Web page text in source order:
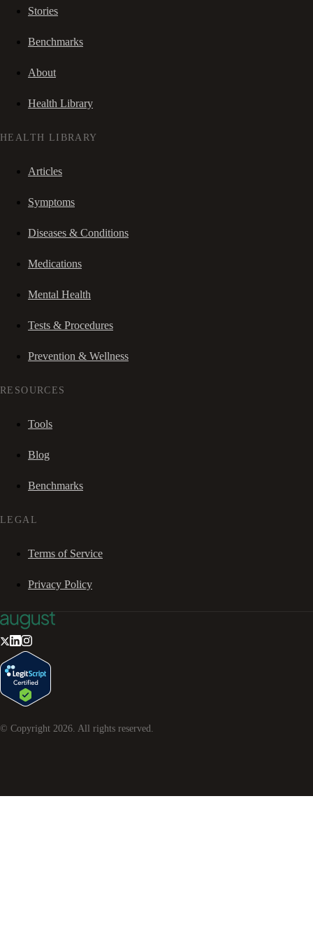
Stories
Benchmarks
About
Health Library
HEALTH LIBRARY
Articles
Symptoms
Diseases & Conditions
Medications
Mental Health
Tests & Procedures
Prevention & Wellness
RESOURCES
Tools
Blog
Benchmarks
LEGAL
Terms of Service
Privacy Policy
© Copyright 2026 . All rights reserved.